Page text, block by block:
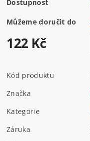
Dostupnost
Můžeme doručit do
122 Kč
Kód produktu
Značka
Kategorie
Záruka